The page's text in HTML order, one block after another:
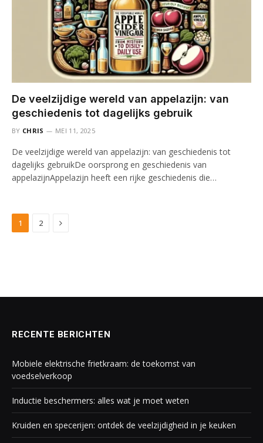
De veelzijdige wereld van appelazijn: van
geschiedenis tot dagelijks gebruik
BY CHRIS MEI 11, 2025
De veelzijdige wereld van appelazijn: van geschiedenis tot
dagelijks gebruikDe oorsprong en geschiedenis van
appelazijnAppelazijn heeft een rijke geschiedenis die…
1 2 Next
RECENTE BERICHTEN
Mobiele elektrische frietkraam: de toekomst van
voedselverkoop
Inductie beschermers: alles wat je moet weten
Kruiden en specerijen: ontdek de veelzijdigheid in je keuken